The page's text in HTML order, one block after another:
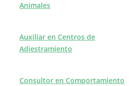
Animales
Auxiliar en Centros de
Adiestramiento
Consultor en Comportamiento